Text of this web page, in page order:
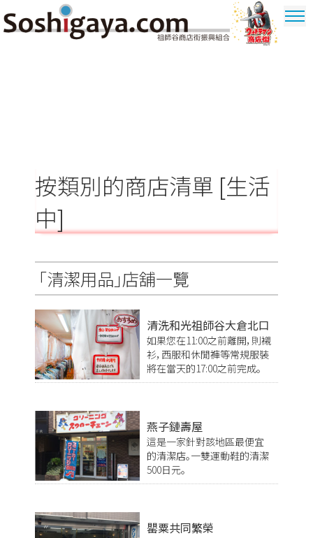
按類別的商店清單 [生活
中]
「清潔用品」店舖一覽
清洗和光祖師谷大倉北口
如果您在11:00之前離開，則襯
衫，西服和休閒褲等常規服裝
將在當天的17:00之前完成。
燕子鏈壽屋
這是一家針對該地區最便宜
的清潔店。一雙運動鞋的清潔
500日元。
罌粟共同繁榮